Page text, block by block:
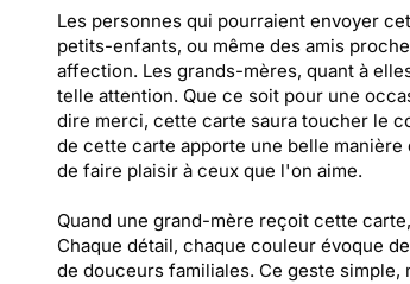
Les personnes qui pourraient envoyer
petits-enfants, ou même des amis
affection. Les grands-mères, quant à
telle attention. Que ce soit pour une
dire merci, cette carte saura toucher le
de cette carte apporte une belle
de faire plaisir à ceux que l'on aime.
Quand une grand-mère reçoit cette
Chaque détail, chaque couleur évoque
de douceurs familiales. Ce geste